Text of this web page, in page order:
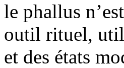
le phallus
outil rituel,
et des états